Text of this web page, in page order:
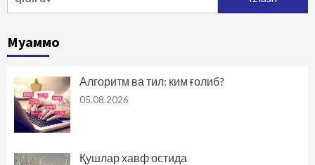
Муаммо
Алгоритм ва тил: ким ғолиб?
05.08.2026
Қушлар хавф остида